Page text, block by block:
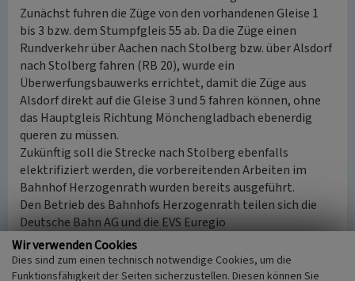
Zunächst fuhren die Züge von den vorhandenen Gleise 1
bis 3 bzw. dem Stumpfgleis 55 ab. Da die Züge einen
Rundverkehr über Aachen nach Stolberg bzw. über Alsdorf
nach Stolberg fahren (RB 20), wurde ein
Überwerfungsbauwerks errichtet, damit die Züge aus
Alsdorf direkt auf die Gleise 3 und 5 fahren können, ohne
das Hauptgleis Richtung Mönchengladbach ebenerdig
queren zu müssen.
Zukünftig soll die Strecke nach Stolberg ebenfalls
elektrifiziert werden, die vorbereitenden Arbeiten im
Bahnhof Herzogenrath wurden bereits ausgeführt.
Den Betrieb des Bahnhofs Herzogenrath teilen sich die
Deutsche Bahn AG und die EVS Euregio
Verkehrsschienennetz (EVS). Die Deutsche Bahn betreibt
die Gleise 1–4, die Stumpfgleise 41 und 44 sowie das in den
Bahnhof führende Gleis der Strecke von Heerlen. Die
Wir verwenden Cookies
Dies sind zum einen technisch notwendige Cookies, um die
Funktionsfähigkeit der Seiten sicherzustellen. Diesen können Sie